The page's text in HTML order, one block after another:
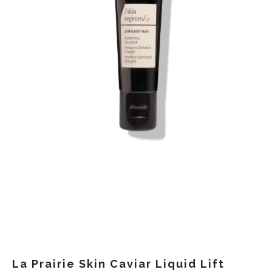
La Prairie Skin Caviar Liquid Lift